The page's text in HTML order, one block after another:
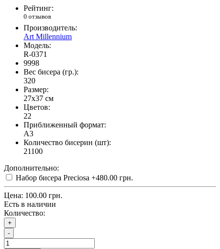
Рейтинг:
0 отзывов
Производитель:
Art Millennium
Модель:
R-0371
9998
Вес бисера (гр.):
320
Размер:
27x37 см
Цветов:
22
Приближенный формат:
A3
Количество бисерин (шт):
21100
Дополнительно:
Набор бисера Preciosa +480.00 грн.
Цена: 100.00 грн.
Есть в наличии
Количество:
+
-